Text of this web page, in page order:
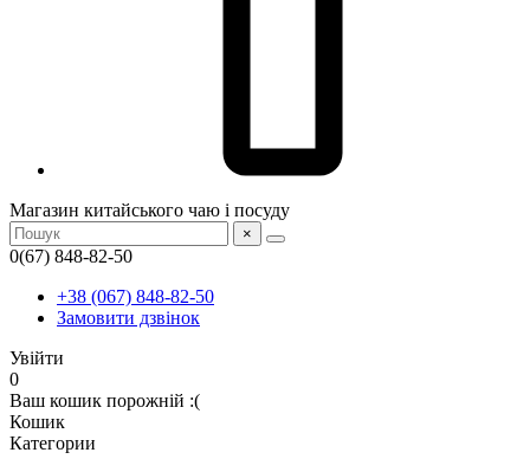
Магазин китайського чаю і посуду
×
0(67) 848-82-50
+38 (067) 848-82-50
Замовити дзвінок
Увійти
0
Ваш кошик порожній :(
Кошик
Категории